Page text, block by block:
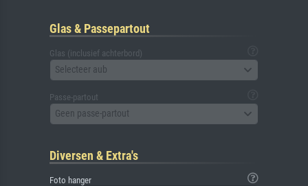
Glas & Passepartout
Glas (inclusief achterbord)
Selecteer aub
Passe-partout
Geen passe-partout
Diversen & Extra's
Foto hanger